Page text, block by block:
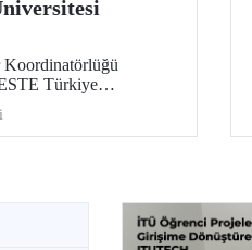
Koordinatörlüğü
Türkiye
ilişkileri ve iş
20-27 Temmuz
önde gelen